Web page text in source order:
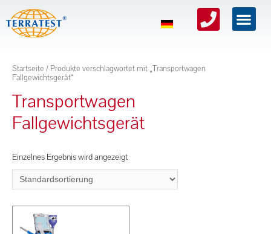
Startseite / Produkte verschlagwortet mit „Transportwagen
Fallgewichtsgerät“
Transportwagen
Fallgewichtsgerät
Einzelnes Ergebnis wird angezeigt